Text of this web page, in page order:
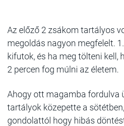
Az előző 2 zsákom tartályos
megoldás nagyon megfelelt.
kifutok, és ha meg tölteni kell,
2 percen fog múlni az életem.
Ahogy ott magamba fordulva
tartályok közepette a
gondolattól hogy hibás